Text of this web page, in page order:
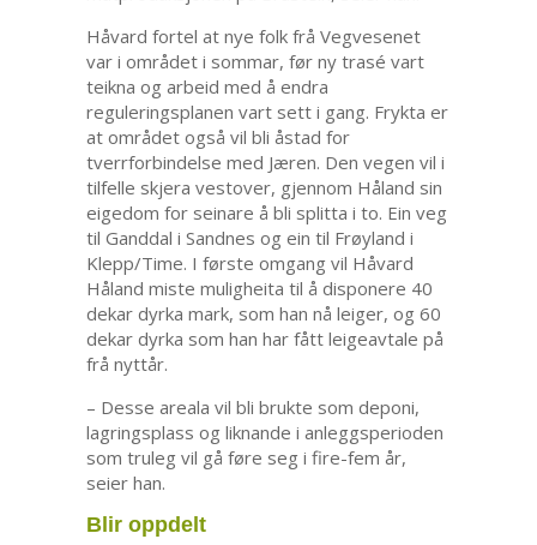
Håvard fortel at nye folk frå Vegvesenet
var i området i sommar, før ny trasé vart
teikna og arbeid med å endra
reguleringsplanen vart sett i gang. Frykta er
at området også vil bli åstad for
tverrforbindelse med Jæren. Den vegen vil i
tilfelle skjera vestover, gjennom Håland sin
eigedom for seinare å bli splitta i to. Ein veg
til Ganddal i Sandnes og ein til Frøyland i
Klepp/Time. I første omgang vil Håvard
Håland miste muligheita til å disponere 40
dekar dyrka mark, som han nå leiger, og 60
dekar dyrka som han har fått leigeavtale på
frå nyttår.
– Desse areala vil bli brukte som deponi,
lagringsplass og liknande i anleggsperioden
som truleg vil gå føre seg i fire-fem år,
seier han.
Blir oppdelt